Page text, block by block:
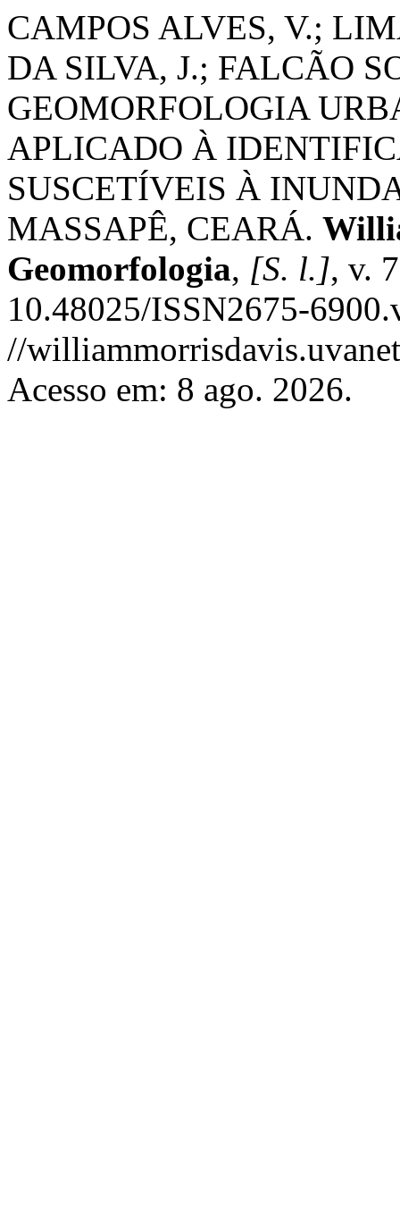
CAMPOS ALVES, V.;
DA SILVA, J.; FALCÃO
GEOMORFOLOGIA
APLICADO À
SUSCETÍVEIS À
MASSAPÊ, CEARÁ.
Geomorfologia, [S. l.], v.
10.48025/ISSN2675-
//
Acesso em: 8 ago. 2026.